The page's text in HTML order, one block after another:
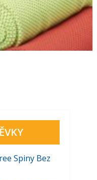
Spiny Bez